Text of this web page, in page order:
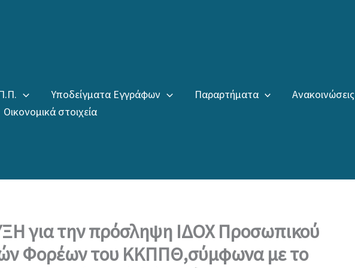
Υποδείγματα Εγγράφων Παραρτήματα Ανακοινώσεις
Οικονομικά στοιχεία
για την πρόσληψη ΙΔΟΧ Προσωπικού
Φορέων του ΚΚΠΠΘ,σύμφωνα με το